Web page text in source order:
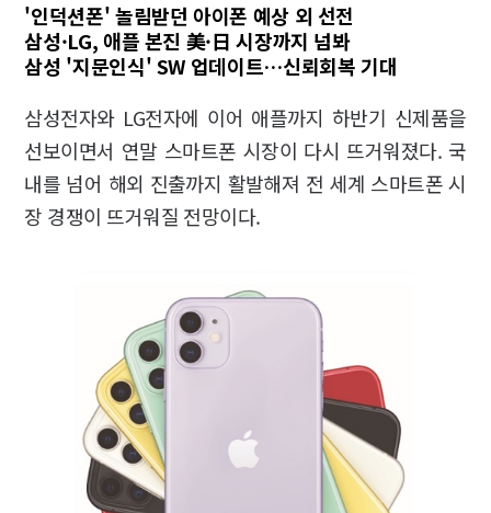
'인덕션폰' 놀림받던 아이폰 예상 외 선전
삼성·LG, 애플 본진 美·日 시장까지 넘봐
삼성 '지문인식' SW 업데이트…신뢰회복 기대
삼성전자와 LG전자에 이어 애플까지 하반기 신제품을
선보이면서 연말 스마트폰 시장이 다시 뜨거워졌다. 국
내를 넘어 해외 진출까지 활발해져 전 세계 스마트폰 시
장 경쟁이 뜨거워질 전망이다.